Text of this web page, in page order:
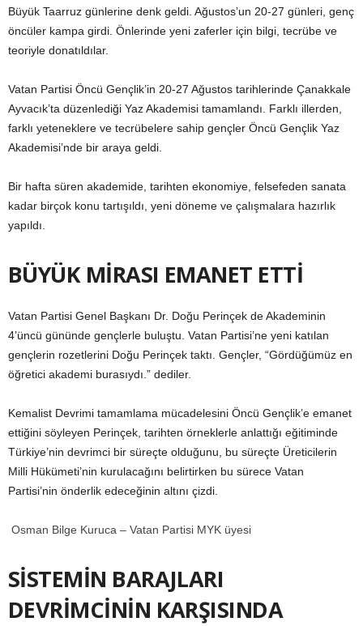
Büyük Taarruz günlerine denk geldi. Ağustos’un 20-27 günleri, genç
öncüler kampa girdi. Önlerinde yeni zaferler için bilgi, tecrübe ve
teoriyle donatıldılar.
Vatan Partisi Öncü Gençlik’in 20-27 Ağustos tarihlerinde Çanakkale
Ayvacık’ta düzenlediği Yaz Akademisi tamamlandı. Farklı illerden,
farklı yeteneklere ve tecrübelere sahip gençler Öncü Gençlik Yaz
Akademisi’nde bir araya geldi.
Bir hafta süren akademide, tarihten ekonomiye, felsefeden sanata
kadar birçok konu tartışıldı, yeni döneme ve çalışmalara hazırlık
yapıldı.
BÜYÜK MİRASI EMANET ETTİ
Vatan Partisi Genel Başkanı Dr. Doğu Perinçek de Akademinin
4’üncü gününde gençlerle buluştu. Vatan Partisi’ne yeni katılan
gençlerin rozetlerini Doğu Perinçek taktı. Gençler, “Gördüğümüz en
öğretici akademi burasıydı.” dediler.
Kemalist Devrimi tamamlama mücadelesini Öncü Gençlik’e emanet
ettiğini söyleyen Perinçek, tarihten örneklerle anlattığı eğitiminde
Türkiye’nin devrimci bir süreçte olduğunu, bu süreçte Üreticilerin
Milli Hükümeti’nin kurulacağını belirtirken bu sürece Vatan
Partisi’nin önderlik edeceğinin altını çizdi.
Osman Bilge Kuruca – Vatan Partisi MYK üyesi
SİSTEMİN BARAJLARI
DEVRİMCİNİN KARŞISINDA